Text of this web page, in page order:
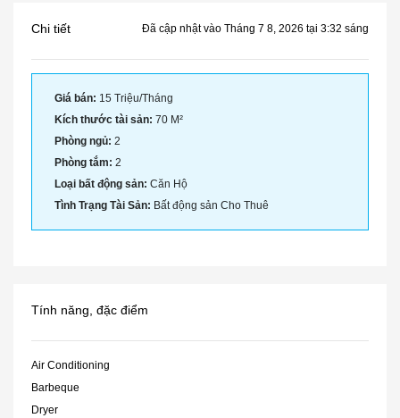
Chi tiết Đã cập nhật vào Tháng 7 8, 2026 tại 3:32 sáng
Giá bán: 15 Triệu/Tháng
Kích thước tài sản: 70 M²
Phòng ngủ: 2
Phòng tắm: 2
Loại bất động sản: Căn Hộ
Tình Trạng Tài Sản: Bất động sản Cho Thuê
Tính năng, đặc điểm
Air Conditioning
Barbeque
Dryer